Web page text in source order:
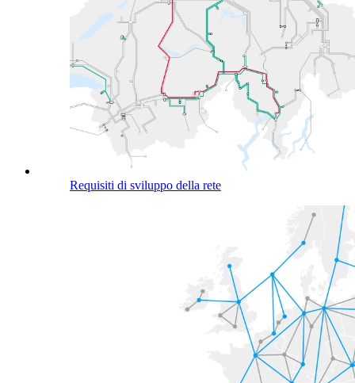
Requisiti di sviluppo della rete